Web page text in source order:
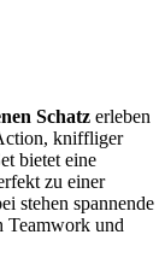
Schatz erleben
kniffliger
bietet eine
zu einer
stehen spannende
Teamwork und